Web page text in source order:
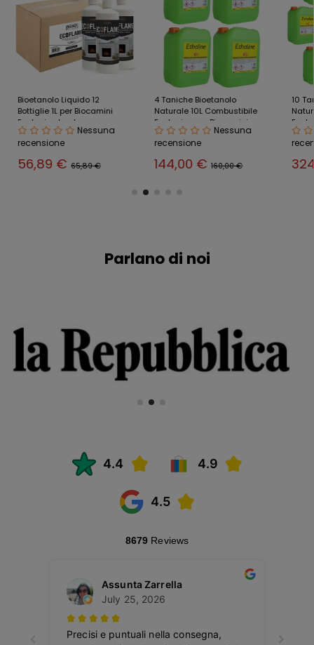
Bioetanolo Liquido 12
Bottiglie 1L per Biocamini
Ecologico Inodore
Nessuna
recensione
56,89 € 65,89 €
4 Taniche Bioetanolo
Naturale 10L Combustibile
Ecologico per Biocamini
Nessuna
recensione
144,00 €160,00 €
10
Parlano di noi